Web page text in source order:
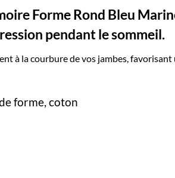
Forme Rond Bleu
pendant le sommeil.
à la courbure de vos jambes,
forme, coton